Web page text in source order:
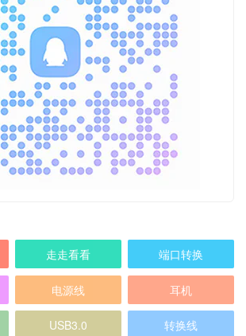
走走看看 端口转换
电源线 耳机
USB3.0 转换线